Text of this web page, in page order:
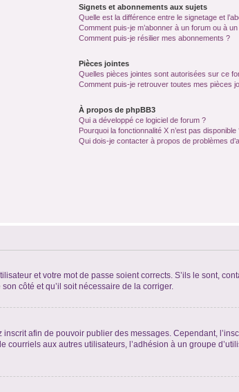
Signets et abonnements aux sujets
Quelle est la différence entre le signetage et
Comment puis-je m’abonner à un forum ou à
Comment puis-je résilier mes abonnements ?
Pièces jointes
Quelles pièces jointes sont autorisées sur ce
Comment puis-je retrouver toutes mes pièces
À propos de phpBB3
Qui a développé ce logiciel de forum ?
Pourquoi la fonctionnalité X n’est pas disponible
Qui dois-je contacter à propos de problèmes
et votre mot de passe soient corrects. S’ils le sont,
côté et qu’il soit nécessaire de la corriger.
afin de pouvoir publier des messages. Cependant,
aux autres utilisateurs, l’adhésion à un groupe